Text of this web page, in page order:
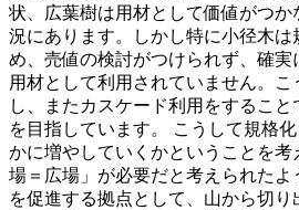
状、広葉樹は用材として価値がつ
況にあります。しかし特に小径木は
め、売値の検討がつけられず、確
用材として利用されていません。
し、またカスケード利用をするこ
を目指しています。 こうして規格
かに増やしていくかということを考
場＝広場」が必要だと考えられたよ
を促進する拠点として、山から切